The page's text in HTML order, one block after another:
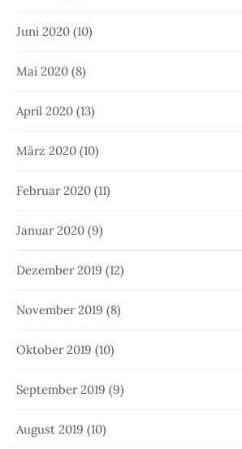
Juni 2020 (10)
Mai 2020 (8)
April 2020 (13)
März 2020 (10)
Februar 2020 (11)
Januar 2020 (9)
Dezember 2019 (12)
November 2019 (8)
Oktober 2019 (10)
September 2019 (9)
August 2019 (10)